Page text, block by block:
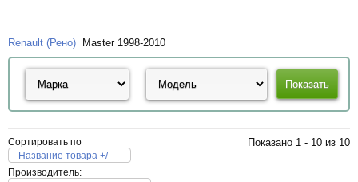
Renault (Рено) Master 1998-2010
Сортировать по
Название товара +/-
Производитель:
Показано 1 - 10 из 10